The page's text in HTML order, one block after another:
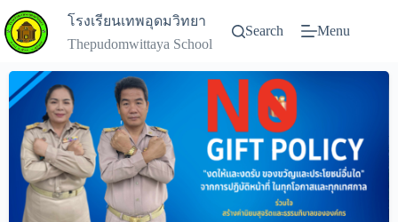
โรงเรียนเทพอุดมวิทยา
Thepudomwittaya School
Search Menu